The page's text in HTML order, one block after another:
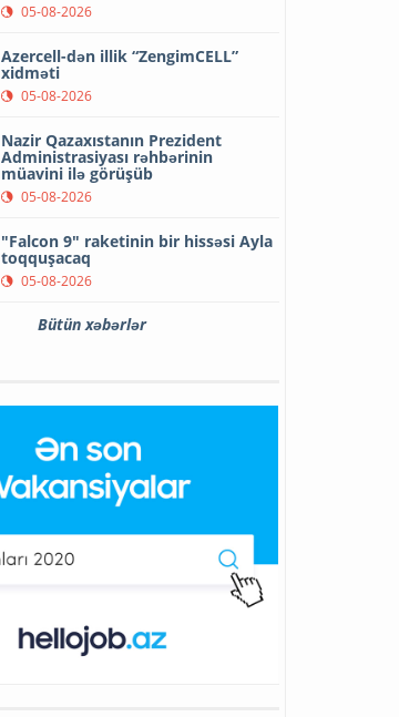
05-08-2026
Azercell-dən illik “ZengimCELL”
xidməti
05-08-2026
Nazir Qazaxıstanın Prezident
Administrasiyası rəhbərinin
müavini ilə görüşüb
05-08-2026
"Falcon 9" raketinin bir hissəsi Ayla
toqquşacaq
05-08-2026
Bütün xəbərlər